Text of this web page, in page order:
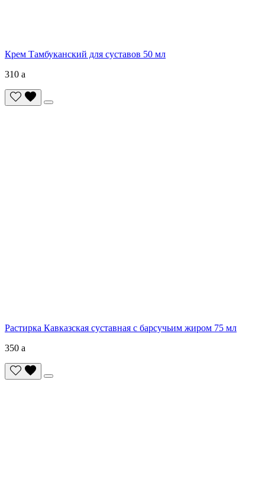
Крем Тамбуканский для суставов 50 мл
310 a
Растирка Кавказская суставная с барсучьим жиром 75 мл
350 a